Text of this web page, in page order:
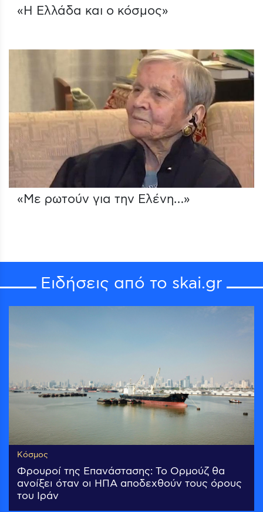
«Η Ελλάδα και ο κόσμος»
«Με ρωτούν για την Ελένη…»
Ειδήσεις από το skai.gr
Κόσμος
Φρουροί της Επανάστασης: Το Ορμούζ θα
ανοίξει όταν οι ΗΠΑ αποδεχθούν τους όρους
του Ιράν